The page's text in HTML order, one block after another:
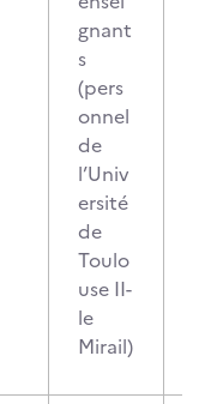
gnant
s
(pers
onnel
de
l’Univ
ersité
de
Toulo
use II-
le
Mirail)